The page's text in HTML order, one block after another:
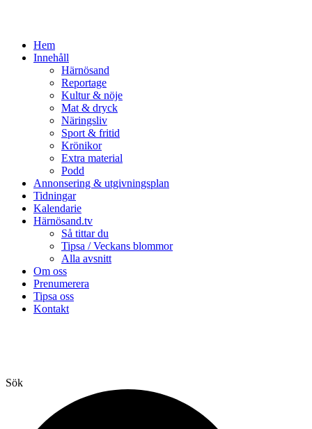
Hem
Innehåll
Härnösand
Reportage
Kultur & nöje
Mat & dryck
Näringsliv
Sport & fritid
Krönikor
Extra material
Podd
Annonsering & utgivningsplan
Tidningar
Kalendarie
Härnösand.tv
Så tittar du
Tipsa / Veckans blommor
Alla avsnitt
Om oss
Prenumerera
Tipsa oss
Kontakt
Sök